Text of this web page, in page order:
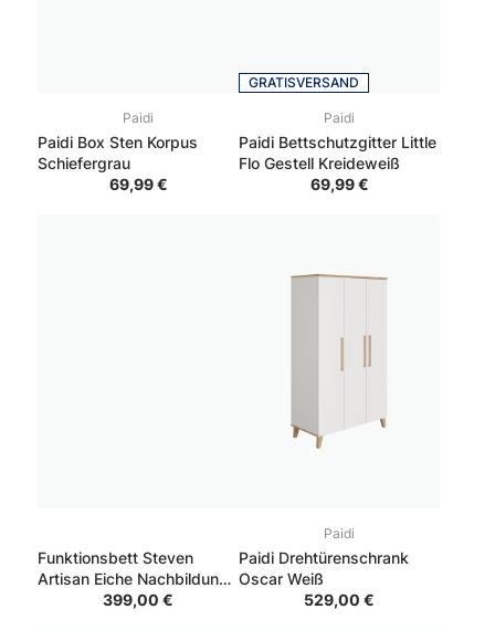
Paidi
Paidi Box Sten Korpus
Schiefergrau
69,99 €
GRATISVERSAND
Paidi
Paidi Bettschutzgitter Little
Flo Gestell Kreideweiß
69,99 €
Funktionsbett Steven
Artisan Eiche Nachbildung
Absetzung Weiß 140x200
399,00 €
Paidi
Paidi Drehtürenschrank
Oscar Weiß
529,00 €